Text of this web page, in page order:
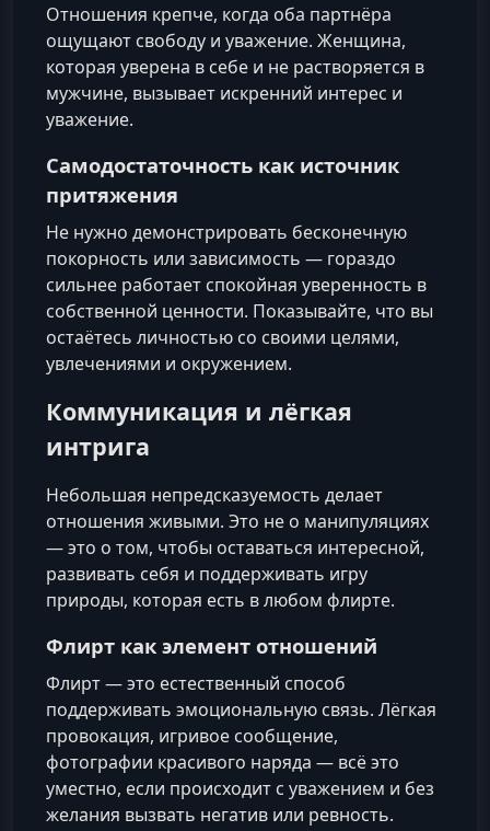
Отношения крепче, когда оба партнёра
ощущают свободу и уважение. Женщина,
которая уверена в себе и не растворяется в
мужчине, вызывает искренний интерес и
уважение.
Самодостаточность как источник
притяжения
Не нужно демонстрировать бесконечную
покорность или зависимость — гораздо
сильнее работает спокойная уверенность в
собственной ценности. Показывайте, что вы
остаётесь личностью со своими целями,
увлечениями и окружением.
Коммуникация и лёгкая
интрига
Небольшая непредсказуемость делает
отношения живыми. Это не о манипуляциях
— это о том, чтобы оставаться интересной,
развивать себя и поддерживать игру
природы, которая есть в любом флирте.
Флирт как элемент отношений
Флирт — это естественный способ
поддерживать эмоциональную связь. Лёгкая
провокация, игривое сообщение,
фотографии красивого наряда — всё это
уместно, если происходит с уважением и без
желания вызвать негатив или ревность.